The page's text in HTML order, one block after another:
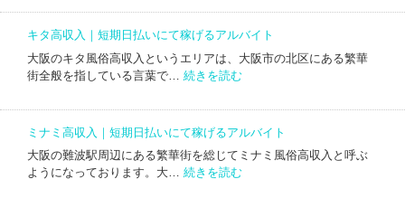
バ
イ
げ
る
バ
イ
期
日
払
い
げ
る
ア
新
地
収
短
期
日
キタ高収入｜短期日払いにて稼げるアルバイト
大阪のキタ風俗高収入というエリアは、大阪市の北区にある繁華
街全般を指している言葉で… 続きを読む:
タ
高
入
ミナミ高収入｜短期日払いにて稼げるアルバイト
大阪の難波駅周辺にある繁華街を総じてミナミ風俗高収入と呼ぶ
ようになっております。大… 続きを読む: